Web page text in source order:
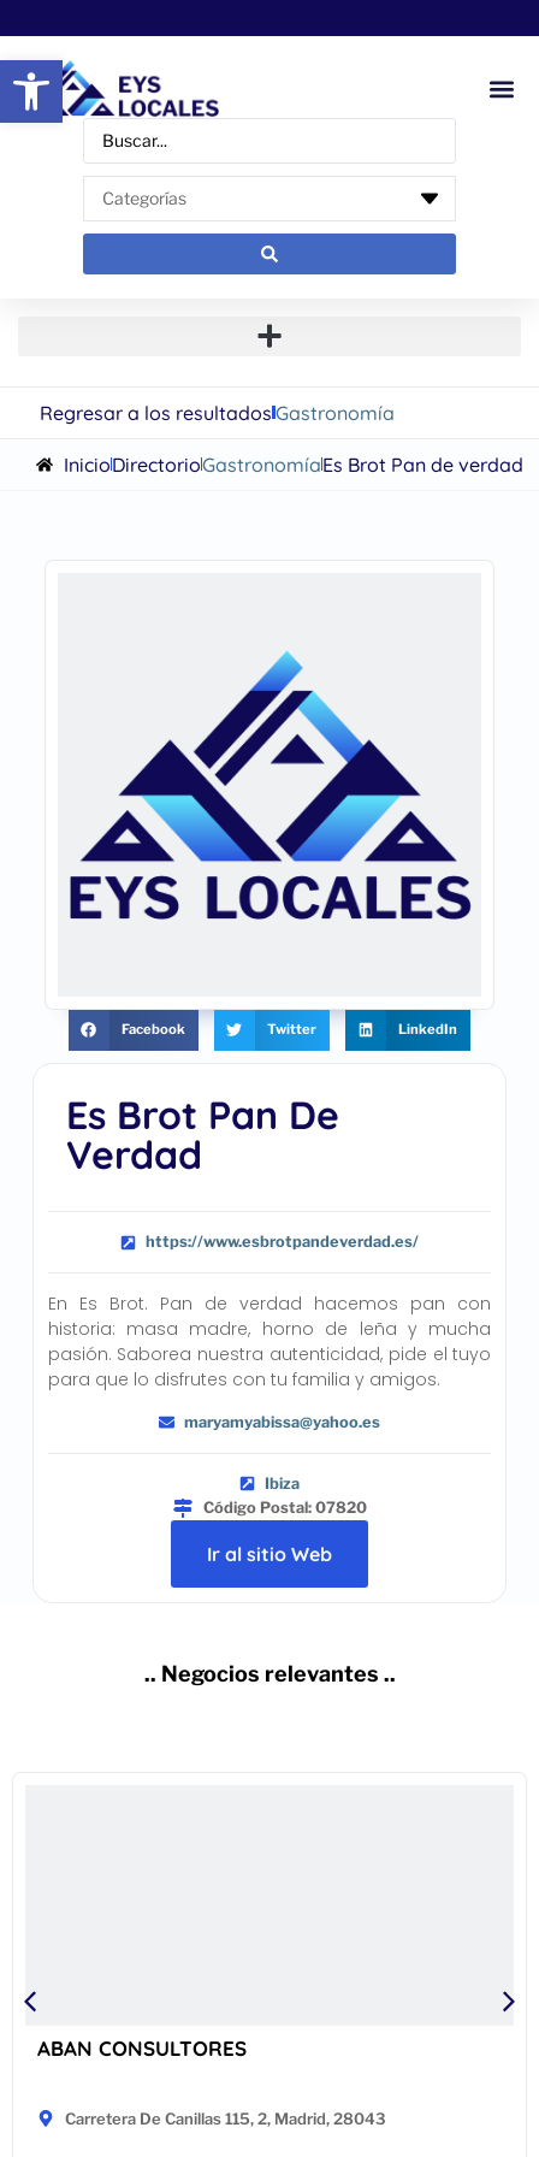
Abrir barra de herramientas
Regresar a los resultadosGastronomía
InicioDirectorioGastronomíaEs Brot Pan de verdad
Es Brot Pan De
Verdad
https://www.esbrotpandeverdad.es/
En Es Brot. Pan de verdad hacemos pan con
historia: masa madre, horno de leña y mucha
pasión. Saborea nuestra autenticidad, pide el tuyo
para que lo disfrutes con tu familia y amigos.
maryamyabissa@yahoo.es
Ibiza
Código Postal: 07820
Ir al sitio Web
Facebook Twitter LinkedIn
.. Negocios relevantes ..
ABAN CONSULTORES
Carretera De Canillas 115, 2, Madrid, 28043